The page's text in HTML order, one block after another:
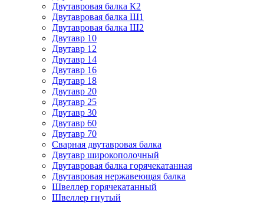
Двутавровая балка К2
Двутавровая балка Ш1
Двутавровая балка Ш2
Двутавр 10
Двутавр 12
Двутавр 14
Двутавр 16
Двутавр 18
Двутавр 20
Двутавр 25
Двутавр 30
Двутавр 60
Двутавр 70
Сварная двутавровая балка
Двутавр широкополочный
Двутавровая балка горячекатанная
Двутавровая нержавеющая балка
Швеллер горячекатанный
Швеллер гнутый